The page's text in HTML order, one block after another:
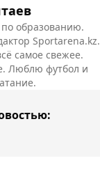
образованию.
Sportarena.kz.
самое свежее.
Люблю футбол и